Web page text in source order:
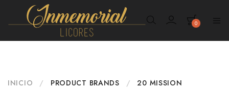
Inmemorial
0
INICIO / PRODUCT BRANDS /
20 MISSION